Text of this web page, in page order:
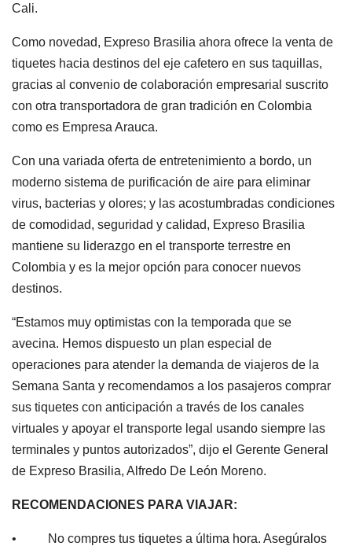
Cali.
Como novedad, Expreso Brasilia ahora ofrece la venta de
tiquetes hacia destinos del eje cafetero en sus taquillas,
gracias al convenio de colaboración empresarial suscrito
con otra transportadora de gran tradición en Colombia
como es Empresa Arauca.
Con una variada oferta de entretenimiento a bordo, un
moderno sistema de purificación de aire para eliminar
virus, bacterias y olores; y las acostumbradas condiciones
de comodidad, seguridad y calidad, Expreso Brasilia
mantiene su liderazgo en el transporte terrestre en
Colombia y es la mejor opción para conocer nuevos
destinos.
“Estamos muy optimistas con la temporada que se
avecina. Hemos dispuesto un plan especial de
operaciones para atender la demanda de viajeros de la
Semana Santa y recomendamos a los pasajeros comprar
sus tiquetes con anticipación a través de los canales
virtuales y apoyar el transporte legal usando siempre las
terminales y puntos autorizados”, dijo el Gerente General
de Expreso Brasilia, Alfredo De León Moreno.
RECOMENDACIONES PARA VIAJAR:
• No compres tus tiquetes a última hora. Asegúralos